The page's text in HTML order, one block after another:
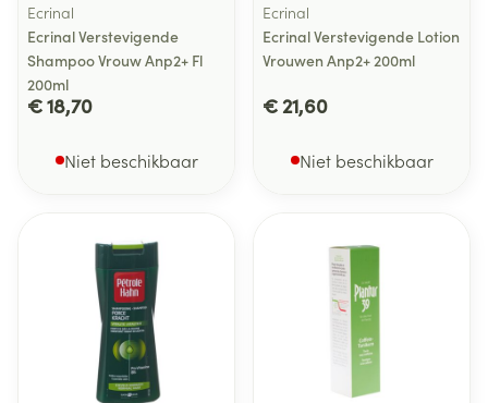
Ecrinal
Ecrinal Verstevigende
Shampoo Vrouw Anp2+ Fl
200ml
€ 18,70
Niet beschikbaar
Ecrinal
Ecrinal Verstevigende Lotion
Vrouwen Anp2+ 200ml
€ 21,60
Niet beschikbaar